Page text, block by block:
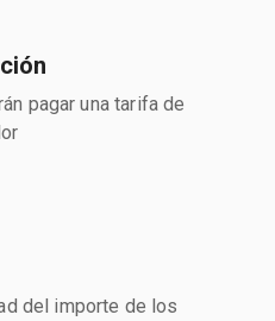
pagar una tarifa de
del importe de los